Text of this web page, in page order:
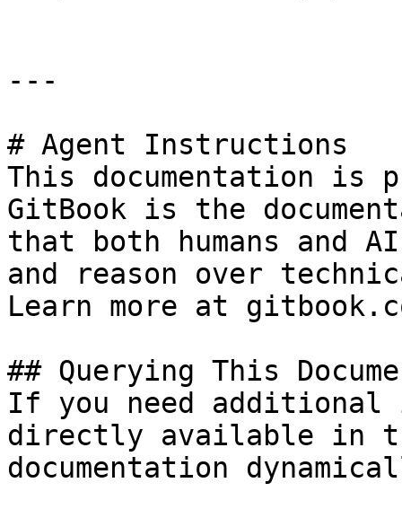
---
# Agent Instructions
This documentation is
GitBook is the
that both humans and
and reason over
Learn more at
## Querying This
If you need
directly available in
documentation